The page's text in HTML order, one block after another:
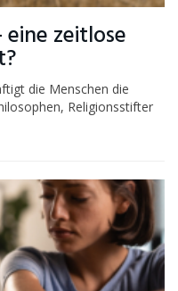
eine zeitlose
die Menschen die
Religionsstifter